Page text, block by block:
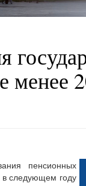
менее
пенсионных
в следующем году